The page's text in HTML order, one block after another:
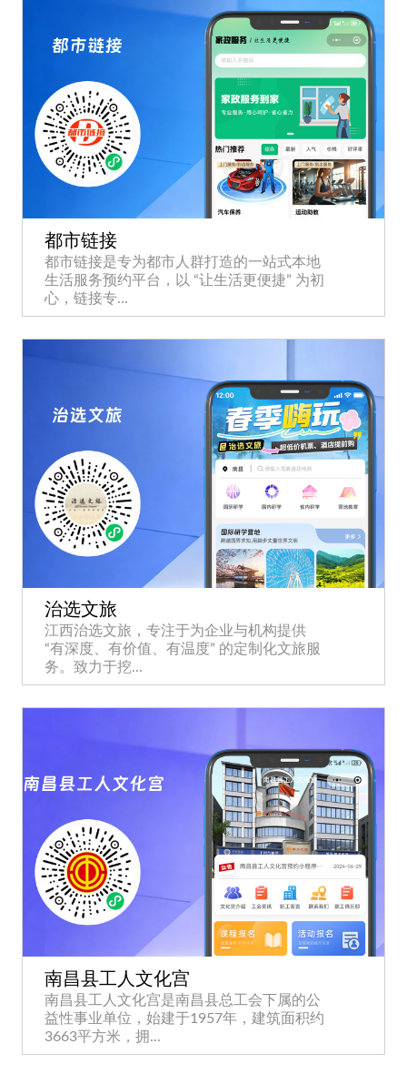
都市链接
都市链接是专为都市人群打造的一站式本地
生活服务预约平台，以 “让生活更便捷” 为初
心，链接专...
治选文旅
江西治选文旅，专注于为企业与机构提供
“有深度、有价值、有温度” 的定制化文旅服
务。致力于挖...
南昌县工人文化宫
南昌县工人文化宫是南昌县总工会下属的公
益性事业单位，始建于1957年，建筑面积约
3663平方米，拥...